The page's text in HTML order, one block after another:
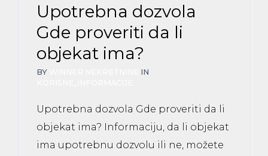
Upotrebna dozvola
Gde proveriti da li
objekat ima?
BY
IN
Upotrebna dozvola Gde proveriti da li
objekat ima? Informaciju, da li objekat
ima upotrebnu dozvolu ili ne, možete